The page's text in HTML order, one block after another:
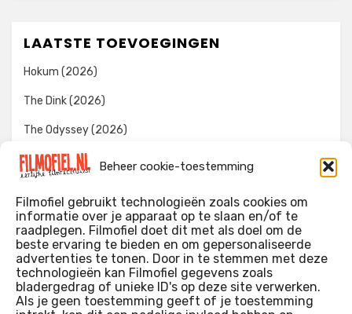
Beheer cookie-toestemming
Filmofiel gebruikt technologieën zoals cookies om
informatie over je apparaat op te slaan en/of te
raadplegen. Filmofiel doet dit met als doel om de
beste ervaring te bieden en om gepersonaliseerde
advertenties te tonen. Door in te stemmen met deze
technologieën kan Filmofiel gegevens zoals
bladergedrag of unieke ID's op deze site verwerken.
Als je geen toestemming geeft of je toestemming
LAATSTE TOEVOEGINGEN
Hokum (2026)
The Dink (2026)
The Odyssey (2026)
Evil Dead Burn (2026)
WIE IK BEN…?
Ik ben ooit begonnen met m’n recensies omdat ik zoveel
films keek dat ik af en toe niet meer wist welke ik nu wel of